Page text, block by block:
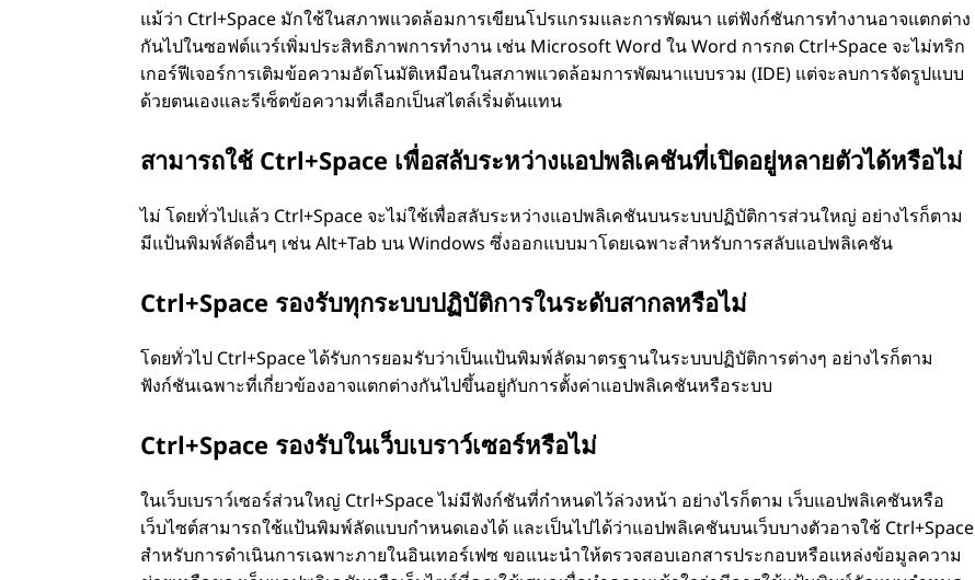
แม้ว่า Ctrl+Space มักใช้ในสภาพแวดล้อมการเขียนโปรแกรมและการพัฒนา แต่ฟังก์ชันการทํางานอาจแตกต่าง
กันไปในซอฟต์แวร์เพิ่มประสิทธิภาพการทํางาน เช่น Microsoft Word ใน Word การกด Ctrl+Space จะไม่ทริก
เกอร์ฟีเจอร์การเติมข้อความอัตโนมัติเหมือนในสภาพแวดล้อมการพัฒนาแบบรวม (IDE) แต่จะลบการจัดรูปแบบ
ด้วยตนเองและรีเซ็ตข้อความที่เลือกเป็นสไตล์เริ่มต้นแทน
สามารถใช้ Ctrl+Space เพื่อสลับระหว่างแอปพลิเคชันที่เปิดอยู่หลายตัวได้หรือไม่
ไม่ โดยทั่วไปแล้ว Ctrl+Space จะไม่ใช้เพื่อสลับระหว่างแอปพลิเคชันบนระบบปฏิบัติการส่วนใหญ่ อย่างไรก็ตาม
มีแป้นพิมพ์ลัดอื่นๆ เช่น Alt+Tab บน Windows ซึ่งออกแบบมาโดยเฉพาะสําหรับการสลับแอปพลิเคชัน
Ctrl+Space รองรับทุกระบบปฏิบัติการในระดับสากลหรือไม่
โดยทั่วไป Ctrl+Space ได้รับการยอมรับว่าเป็นแป้นพิมพ์ลัดมาตรฐานในระบบปฏิบัติการต่างๆ อย่างไรก็ตาม
ฟังก์ชันเฉพาะที่เกี่ยวข้องอาจแตกต่างกันไปขึ้นอยู่กับการตั้งค่าแอปพลิเคชันหรือระบบ
Ctrl+Space รองรับในเว็บเบราว์เซอร์หรือไม่
ในเว็บเบราว์เซอร์ส่วนใหญ่ Ctrl+Space ไม่มีฟังก์ชันที่กําหนดไว้ล่วงหน้า อย่างไรก็ตาม เว็บแอปพลิเคชันหรือ
เว็บไซต์สามารถใช้แป้นพิมพ์ลัดแบบกําหนดเองได้ และเป็นไปได้ว่าแอปพลิเคชันบนเว็บบางตัวอาจใช้ Ctrl+Space
สําหรับการดําเนินการเฉพาะภายในอินเทอร์เฟซ ขอแนะนําให้ตรวจสอบเอกสารประกอบหรือแหล่งข้อมูลความ